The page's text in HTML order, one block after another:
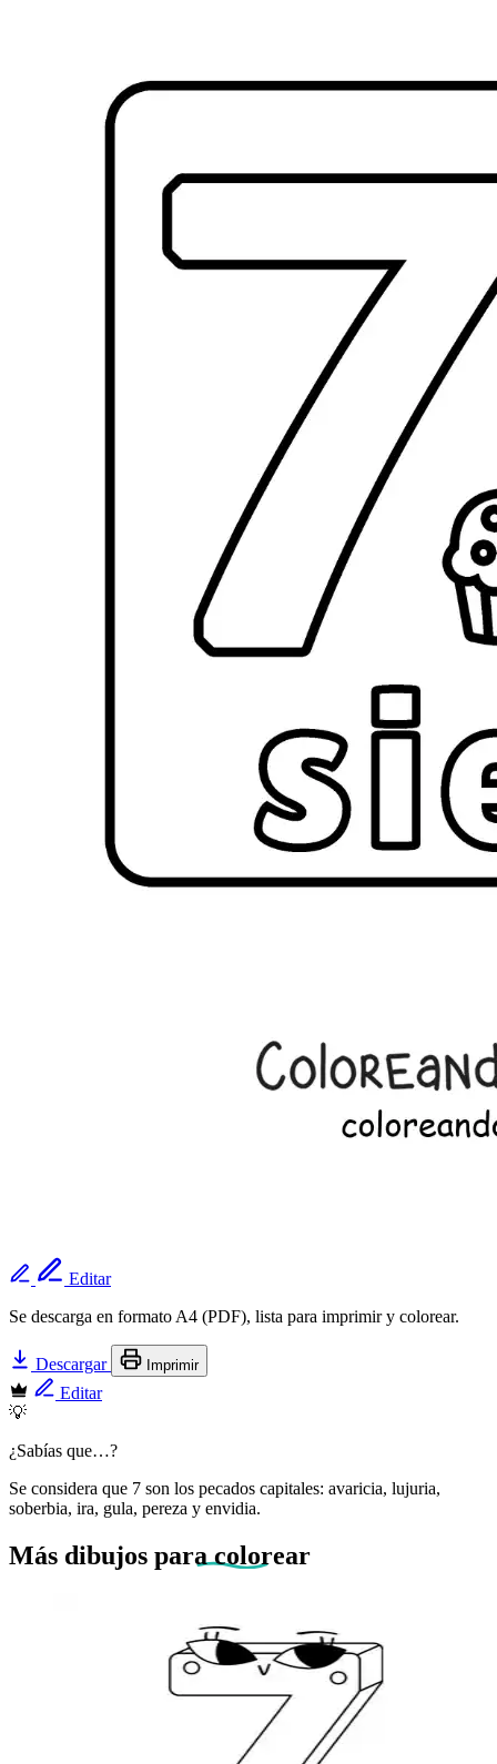
Editar
Se descarga en formato A4 (PDF), lista para imprimir y colorear.
Descargar Imprimir
Editar
💡
¿Sabías que…?
Se considera que 7 son los pecados capitales: avaricia, lujuria,
soberbia, ira, gula, pereza y envidia.
Más dibujos para colorear